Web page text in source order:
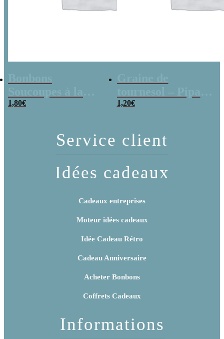
poudre (x20)
1,80€
x 3
1,20€
Service client
Idées cadeaux
Cadeaux entreprises
Moteur idées cadeaux
Idée Cadeau Rétro
Cadeau Anniversaire
Acheter Bonbons
Coffrets Cadeaux
Informations